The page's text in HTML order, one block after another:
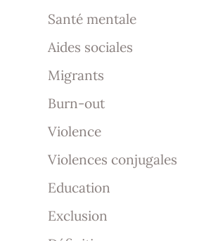
Santé mentale
Aides sociales
Migrants
Burn-out
Violence
Violences conjugales
Education
Exclusion